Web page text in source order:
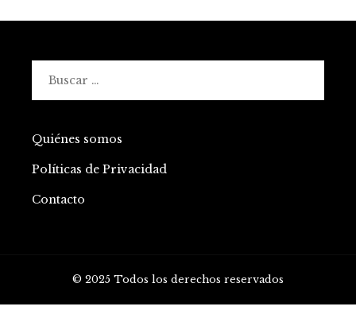
Quiénes somos
Políticas de Privacidad
Contacto
© 2025 Todos los derechos reservados